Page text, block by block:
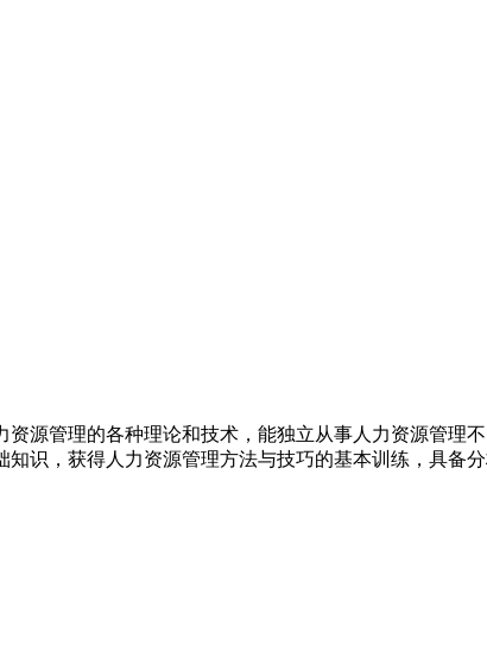
源管理的各种理论和技术，能独立从事人力资源管理
识，获得人力资源管理方法与技巧的基本训练，具备